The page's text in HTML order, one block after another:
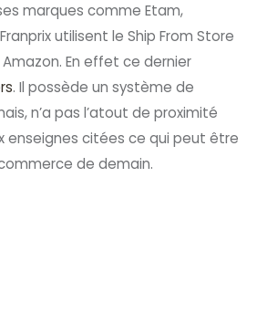
marques comme Etam,
utilisent le Ship From Store
En effet ce dernier
. Il possède un système de
n’a pas l’atout de proximité
enseignes citées ce qui peut être
de demain.